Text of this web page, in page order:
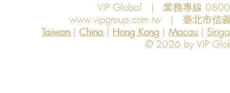
VIP Global | 業務專線
www.vipgroup.com.tw | 臺北市信
Taiwan | China | Hong Kong | Macau |
Hong Kong
China Macau
Taiwan
© 2026 by VIP